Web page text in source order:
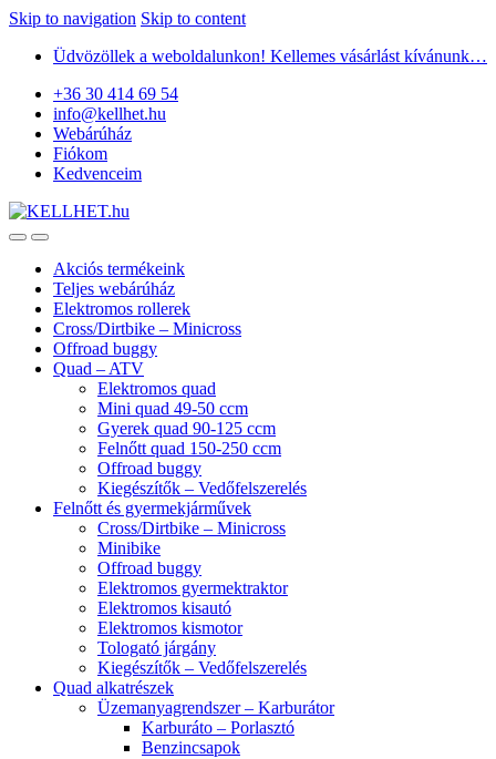
Skip to navigation Skip to content
Üdvözöllek a weboldalunkon! Kellemes vásárlást kívánunk…
+36 30 414 69 54
info@kellhet.hu
Webárúház
Fiókom
Kedvenceim
Akciós termékeink
Teljes webárúház
Elektromos rollerek
Cross/Dirtbike – Minicross
Offroad buggy
Quad – ATV
Elektromos quad
Mini quad 49-50 ccm
Gyerek quad 90-125 ccm
Felnőtt quad 150-250 ccm
Offroad buggy
Kiegészítők – Vedőfelszerelés
Felnőtt és gyermekjárművek
Cross/Dirtbike – Minicross
Minibike
Offroad buggy
Elektromos gyermektraktor
Elektromos kisautó
Elektromos kismotor
Tologató járgány
Kiegészítők – Vedőfelszerelés
Quad alkatrészek
Üzemanyagrendszer – Karburátor
Karburáto – Porlasztó
Benzincsapok